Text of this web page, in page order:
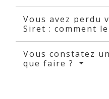
Vous avez perdu
Siret : comment
Vous constatez
que faire ?